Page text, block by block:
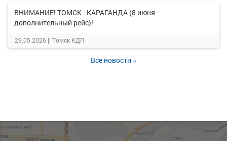
ВНИМАНИЕ! ТОМСК - КАРАГАНДА (8 июня -
дополнительный рейс)!
29.05.2026 || Томск КДП
Все новости »